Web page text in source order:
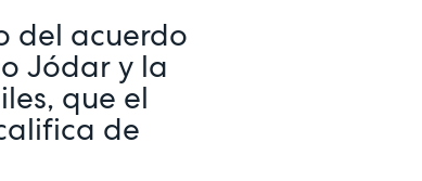
del acuerdo
Jódar y la
que el
de